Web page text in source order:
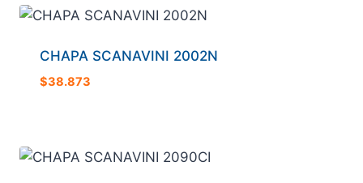
CHAPA SCANAVINI 2002N
$38.873